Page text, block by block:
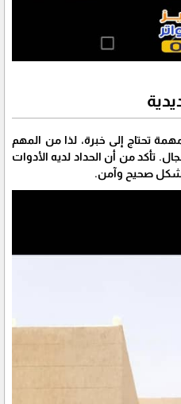
تحتاج إلى خبرة، لذا من المهم
تأكد من أن الحداد لديه الأدوات
بشكل صحيح وآمن.